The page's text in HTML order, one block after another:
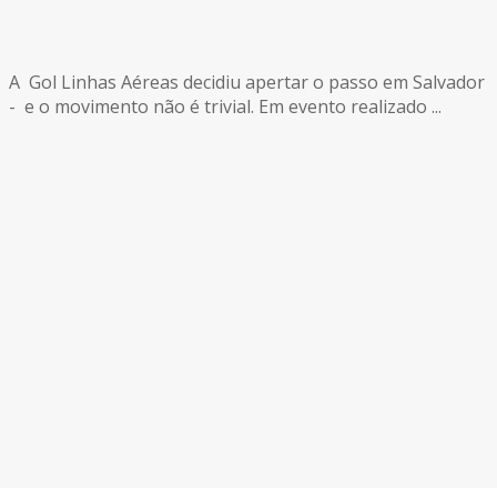
A Gol Linhas Aéreas decidiu apertar o passo em Salvador
- e o movimento não é trivial. Em evento realizado ...